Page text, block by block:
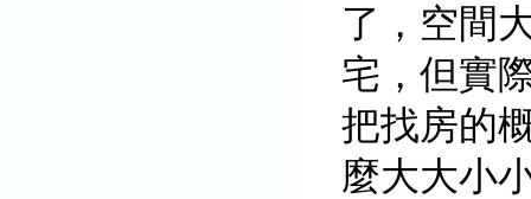
了，空間
宅，但實
把找房的
麼大大小